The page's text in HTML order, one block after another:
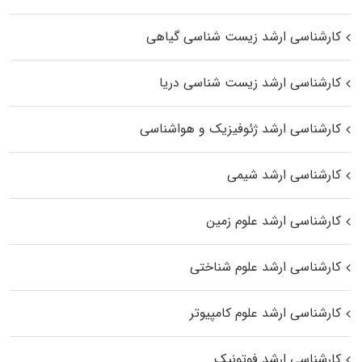
کارشناسی ارشد زیست‌ شناسی گیاهی
کارشناسی ارشد زیست‌ شناسی دریا
کارشناسی ارشد ژئوفیزیک و هواشناسی
کارشناسی ارشد شیمی
کارشناسی ارشد علوم زمین
کارشناسی ارشد علوم شناختی
کارشناسی ارشد علوم کامپیوتر